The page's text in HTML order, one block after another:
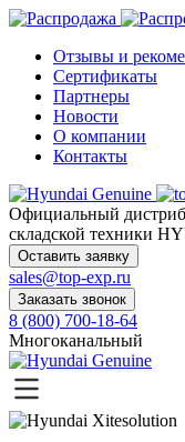
Отзывы и
Сертификаты
Партнеры
Новости
О компании
Контакты
Официальный
складской техники
Оставить заявку
sales@top-exp.ru
Заказать звонок
8 (800) 700-18-64
Многоканальный